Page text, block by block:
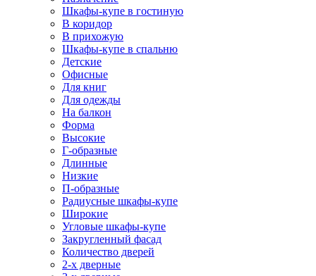
Шкафы-купе в гостиную
В коридор
В прихожую
Шкафы-купе в спальню
Детские
Офисные
Для книг
Для одежды
На балкон
Форма
Высокие
Г-образные
Длинные
Низкие
П-образные
Радиусные шкафы-купе
Широкие
Угловые шкафы-купе
Закругленный фасад
Количество дверей
2-х дверные